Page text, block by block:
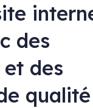
des
des
qualité